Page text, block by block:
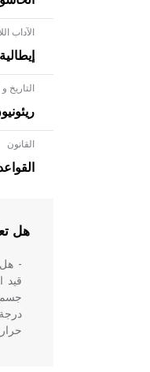
الآداب
التاريخ
القانون
هل
- هل
في
- هل